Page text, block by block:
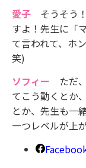
愛子
そうそう
すよ！先生に「
て言われて、ホ
笑)
ソフィー
ただ
てこう動くとか
とか、先生も一
一つレベルが上